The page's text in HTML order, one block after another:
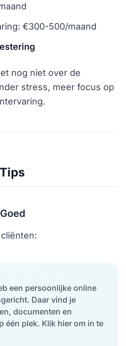
€300-500/maand
nog niet over de
stress, meer focus op
een persoonlijke online
Daar vind je
documenten en
één plek. Klik hier om in te